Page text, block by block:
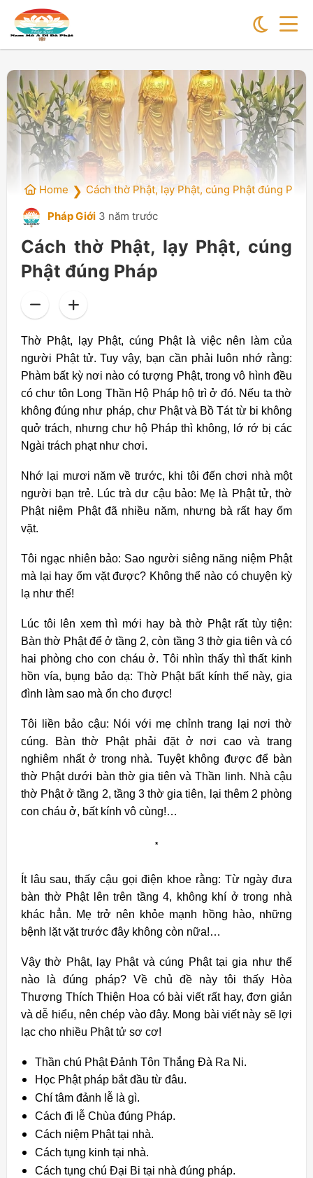
Home ❯ Cách thờ Phật, lạy Phật, cúng Phật đúng Pháp
Pháp Giới 3 năm trước
Cách thờ Phật, lạy Phật, cúng
Phật đúng Pháp
Thờ Phật, lạy Phật, cúng Phật là việc nên làm của
người Phật tử. Tuy vậy, bạn cần phải luôn nhớ rằng:
Phàm bất kỳ nơi nào có tượng Phật, trong vô hình đều
có chư tôn Long Thần Hộ Pháp hộ trì ở đó. Nếu ta thờ
không đúng như pháp, chư Phật và Bồ Tát từ bi không
quở trách, nhưng chư hộ Pháp thì không, lớ rớ bị các
Ngài trách phạt như chơi.
Nhớ lại mươi năm về trước, khi tôi đến chơi nhà một
người bạn trẻ. Lúc trà dư cậu bảo: Mẹ là Phật tử, thờ
Phật niệm Phật đã nhiều năm, nhưng bà rất hay ốm
vặt.
Tôi ngạc nhiên bảo: Sao người siêng năng niệm Phật
mà lại hay ốm vặt được? Không thể nào có chuyện kỳ
lạ như thế!
Lúc tôi lên xem thì mới hay bà thờ Phật rất tùy tiện:
Bàn thờ Phật để ở tầng 2, còn tầng 3 thờ gia tiên và có
hai phòng cho con cháu ở. Tôi nhìn thấy thì thất kinh
hồn vía, bụng bảo dạ: Thờ Phật bất kính thế này, gia
đình làm sao mà ổn cho được!
Tôi liền bảo cậu: Nói với mẹ chỉnh trang lại nơi thờ
cúng. Bàn thờ Phật phải đặt ở nơi cao và trang
nghiêm nhất ở trong nhà. Tuyệt không được để bàn
thờ Phật dưới bàn thờ gia tiên và Thần linh. Nhà cậu
thờ Phật ở tầng 2, tầng 3 thờ gia tiên, lại thêm 2 phòng
con cháu ở, bất kính vô cùng!…
*
Ít lâu sau, thấy cậu gọi điện khoe rằng: Từ ngày đưa
bàn thờ Phật lên trên tầng 4, không khí ở trong nhà
khác hẳn. Mẹ trở nên khỏe mạnh hồng hào, những
bệnh lặt vặt trước đây không còn nữa!…
Vậy thờ Phật, lạy Phật và cúng Phật tại gia như thế
nào là đúng pháp? Về chủ đề này tôi thấy Hòa
Thượng Thích Thiện Hoa có bài viết rất hay, đơn giản
và dễ hiểu, nên chép vào đây. Mong bài viết này sẽ lợi
lạc cho nhiều Phật tử sơ cơ!
Thần chú Phật Đảnh Tôn Thắng Đà Ra Ni.
Học Phật pháp bắt đầu từ đâu.
Chí tâm đảnh lễ là gì.
Cách đi lễ Chùa đúng Pháp.
Cách niệm Phật tại nhà.
Cách tụng kinh tại nhà.
Cách tụng chú Đại Bi tại nhà đúng pháp.